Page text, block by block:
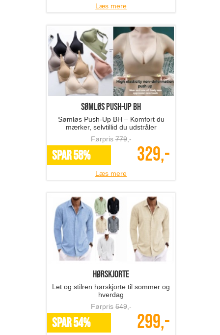
Læs mere
Sømløs Push-Up BH
Sømløs Push-Up BH – Komfort du
mærker, selvtillid du udstråler
Førpris779,-
SPAR 58% 329,-
Læs mere
hørskjorte
Let og stilren hørskjorte til sommer og
hverdag
Førpris649,-
SPAR 54% 299,-